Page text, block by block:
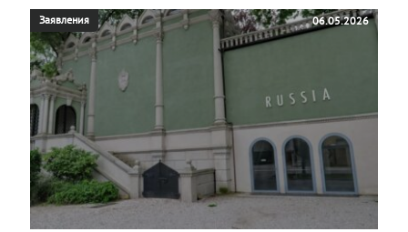
Заявления 06.05.2026